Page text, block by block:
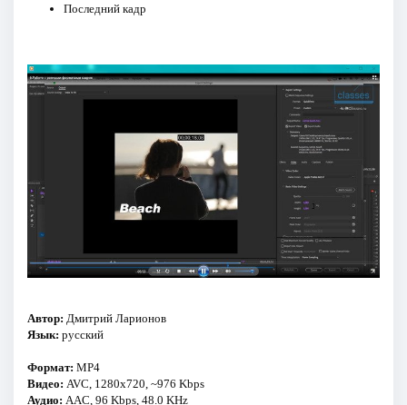
Последний кадр
Автор: Дмитрий Ларионов
Язык: русский
Формат: MP4
Видео: AVC, 1280x720, ~976 Kbps
Аудио: AAC, 96 Kbps, 48.0 KHz